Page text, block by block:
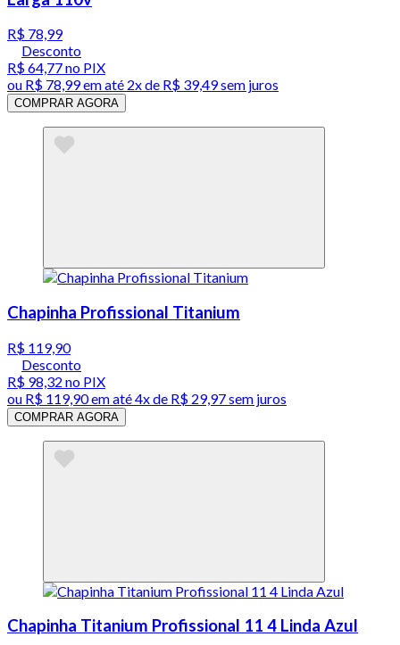
R$ 78,99
Desconto
R$ 64,77no PIX
ou R$ 78,99em até 2x de R$ 39,49 sem juros
COMPRAR AGORA
Chapinha Profissional Titanium
R$ 119,90
Desconto
R$ 98,32 no PIX
ou R$ 119,90em até4x de R$ 29,97 sem juros
COMPRAR AGORA
Chapinha Titanium Profissional 11 4 Linda Azul